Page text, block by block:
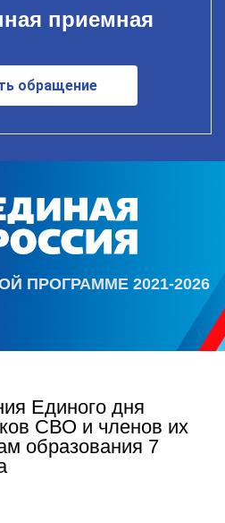
приемная
обращение
ПРОГРАММЕ 2021-2026
Единого дня
СВО и членов их
образования 7